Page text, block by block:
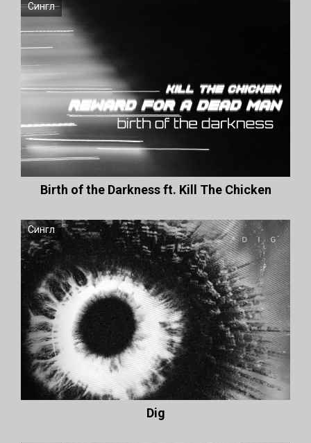
Сингл
Birth of the Darkness ft. Kill The Chicken
Сингл
Dig